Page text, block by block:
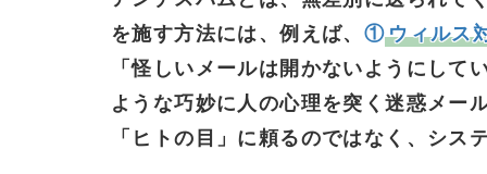
を施す方法には、例えば、 ①ウィルス
「怪しいメールは 開かない ように して
ような巧妙に 人の心理を突く迷惑メー
「ヒトの目」 に頼るのではなく、 シス